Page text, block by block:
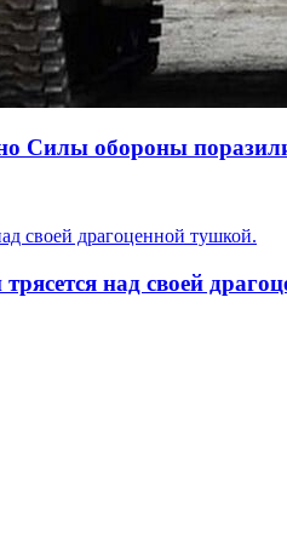
Силы обороны
над своей